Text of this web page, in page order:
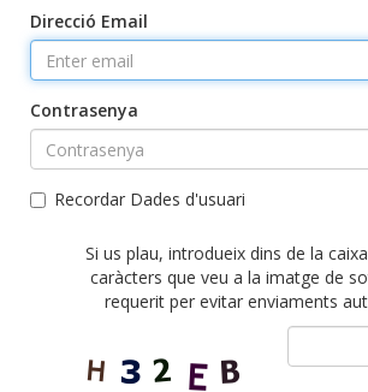
Direcció Email
Contrasenya
Recordar Dades d'usuari
Si us plau, introdueix dins de la
caràcters que veu a la imatge de
requerit per evitar enviaments